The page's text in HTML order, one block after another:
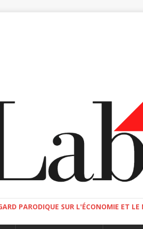
PARODIQUE SUR L'ÉCONOMIE ET